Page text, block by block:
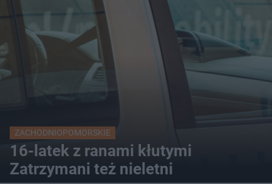
ZACHODNIOPOMORSKIE
16-latek z ranami kłutymi
Zatrzymani też nieletni